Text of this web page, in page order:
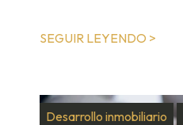
SEGUIR LEYENDO >
Desarrollo inmobiliario